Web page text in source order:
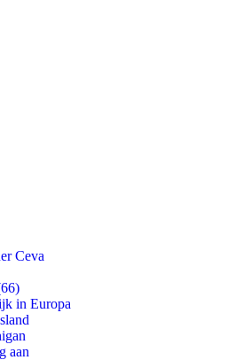
Ceva
in Europa
aan